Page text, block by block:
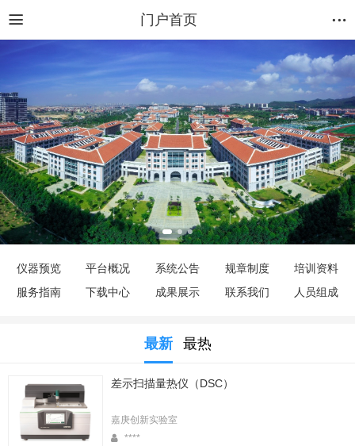
门户首页
仪器预览 平台概况 系统公告 规章制度
培训资料
服务指南
下载中心 成果展示 联系我们 人员组成
最新 最热
差示扫描量热仪（DSC）
嘉庚创新实验室
****